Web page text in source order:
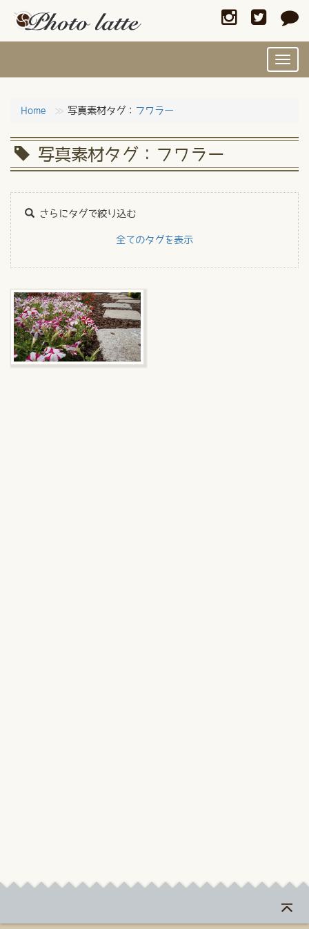
Home 写真素材タグ： フワラー
写真素材タグ：フワラー
さらにタグで絞り込む
全てのタグを表示